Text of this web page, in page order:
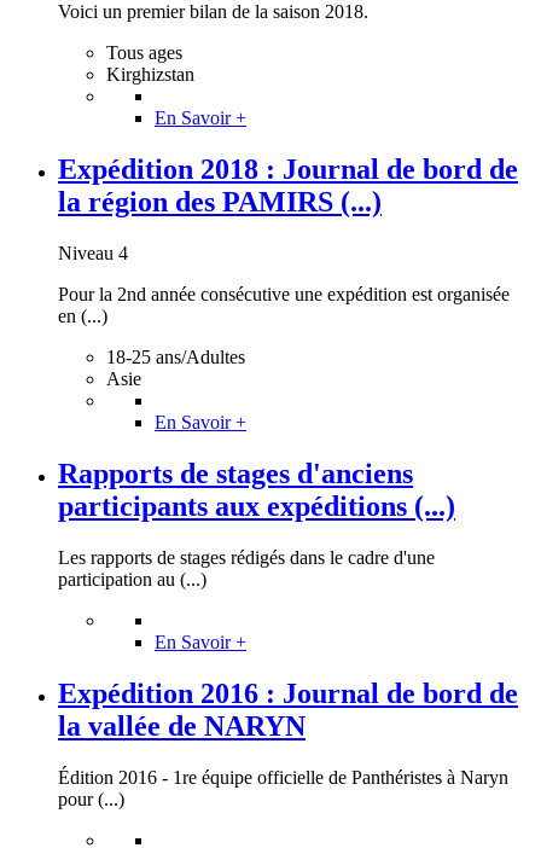
Voici un premier bilan de la saison 2018.
Tous ages
Kirghizstan
En Savoir +
Expédition 2018 : Journal de bord de
la région des PAMIRS (...)
Niveau 4
Pour la 2nd année consécutive une expédition est organisée
en (...)
18-25 ans/Adultes
Asie
En Savoir +
Rapports de stages d'anciens
participants aux expéditions (...)
Les rapports de stages rédigés dans le cadre d'une
participation au (...)
En Savoir +
Expédition 2016 : Journal de bord de
la vallée de NARYN
Édition 2016 - 1re équipe officielle de Panthéristes à Naryn
pour (...)